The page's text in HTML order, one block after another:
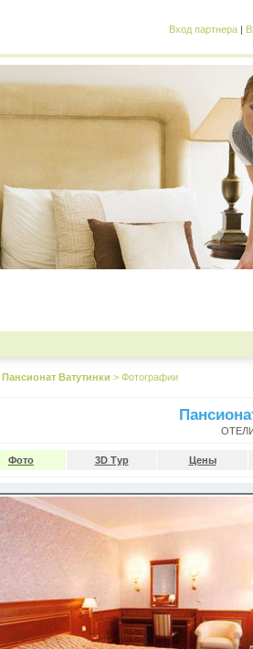
Вход партнера |
Пансионат Ватутинки > Фотографии
Фото 3D Тур Цены